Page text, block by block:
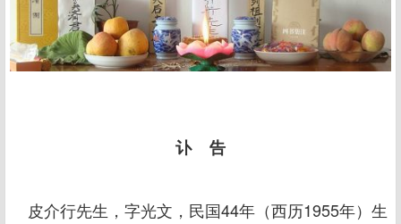
讣 告
皮介行先生，字光文，民国44年（西历1955年）生